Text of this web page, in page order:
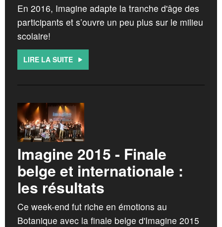
En 2016, Imagine adapte la tranche d'âge des
participants et s’ouvre un peu plus sur le milieu
scolaire!
LIRE LA SUITE
Imagine 2015 - Finale
belge et internationale :
les résultats
Ce week-end fut riche en émotions au
Botanique avec la finale belge d'Imagine 2015